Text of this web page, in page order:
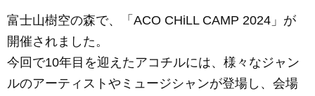
富士山樹空の森で、「ACO CHiLL CAMP 2024」が
開催されました。
今回で10年目を迎えたアコチルには、様々なジャン
ルのアーティストやミュージシャンが登場し、会場